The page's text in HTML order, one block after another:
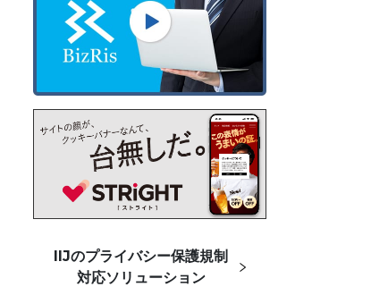
IIJのプライバシー保護規制
対応ソリューション